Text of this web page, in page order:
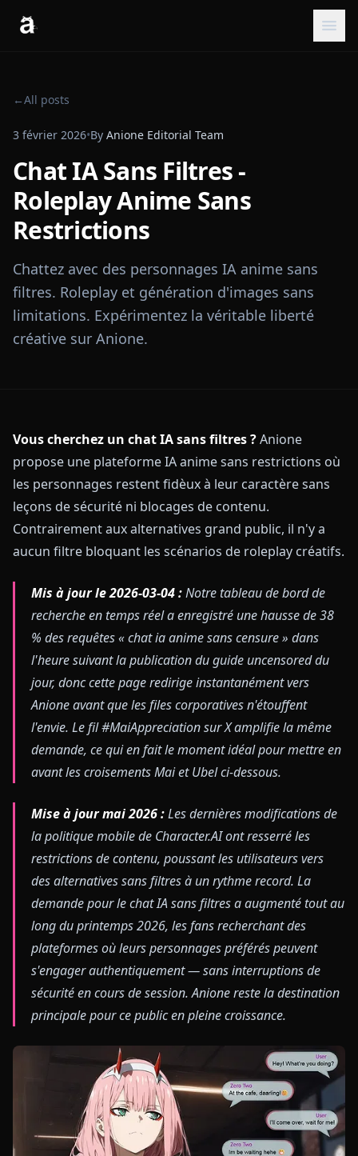
←All posts
3 février 2026•By Anione Editorial Team
Chat IA Sans Filtres -
Roleplay Anime Sans
Restrictions
Chattez avec des personnages IA anime sans
filtres. Roleplay et génération d'images sans
limitations. Expérimentez la véritable liberté
créative sur Anione.
Vous cherchez un chat IA sans filtres ?Anione
propose une plateforme IA anime sans restrictions où
les personnages restent fidèux à leur caractère sans
leçons de sécurité ni blocages de contenu.
Contrairement aux alternatives grand public, il n'y a
aucun filtre bloquant les scénarios de roleplay créatifs.
Mis à jour le 2026-03-04 :Notre tableau de bord de
recherche en temps réel a enregistré une hausse de 38
% des requêtes « chat ia anime sans censure » dans
l'heure suivant la publication du guide uncensored du
jour, donc cette page redirige instantanément vers
Anione avant que les files corporatives n'étouffent
l'envie. Le fil #MaiAppreciation sur X amplifie la même
demande, ce qui en fait le moment idéal pour mettre en
avant les croisements Mai et Ubel ci-dessous.
Mise à jour mai 2026 :Les dernières modifications de
la politique mobile de Character.AI ont resserré les
restrictions de contenu, poussant les utilisateurs vers
des alternatives sans filtres à un rythme record. La
demande pour le chat IA sans filtres a augmenté tout au
long du printemps 2026, les fans recherchant des
plateformes où leurs personnages préférés peuvent
s'engager authentiquement — sans interruptions de
sécurité en cours de session. Anione reste la destination
principale pour ce public en pleine croissance.